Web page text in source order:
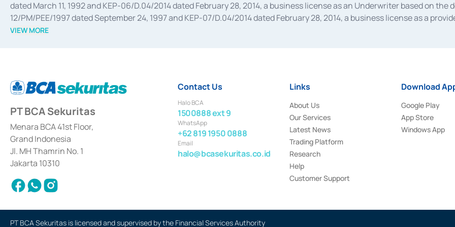
dated March 11, 1992 and KEP-06/D.04/2014 dated February 28, 2014, a business license as an Underwriter based on
12/PM/PEE/1997 dated September 24, 1997 and KEP-07/D.04/2014 dated February 28, 2014, a business license as a
divestments, and joint ventures based on the decree of the Financial Services Authority Number S-67/PM.21/2014 dated
Settlement of Commercial Paper Transactions whose license was issued in 2018.
VIEW MORE
PT BCA Sekuritas
Menara BCA 41st Floor,
Grand Indonesia
Jl. MH Thamrin No. 1
Jakarta 10310
Contact Us
Halo BCA
1500888 ext 9
WhatsApp
+62 819 1950 0888
Email
halo@bcasekuritas.co.id
Links
About Us
Our Services
Latest News
Trading Platform
Research
Help
Customer Support
Download
Google Play
App Store
Windows App
PT BCA Sekuritas is licensed and supervised by the Financial Services Authority